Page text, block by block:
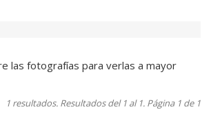
las fotografías para verlas a mayor
1 resultados. Resultados del 1 al 1. Página 1 de 1